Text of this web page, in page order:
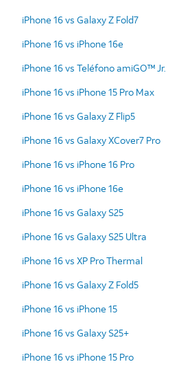
iPhone 16 vs Galaxy Z Fold7
iPhone 16 vs iPhone 16e
iPhone 16 vs Teléfono amiGO™ Jr.
iPhone 16 vs iPhone 15 Pro Max
iPhone 16 vs Galaxy Z Flip5
iPhone 16 vs Galaxy XCover7 Pro
iPhone 16 vs iPhone 16 Pro
iPhone 16 vs iPhone 16e
iPhone 16 vs Galaxy S25
iPhone 16 vs Galaxy S25 Ultra
iPhone 16 vs XP Pro Thermal
iPhone 16 vs Galaxy Z Fold5
iPhone 16 vs iPhone 15
iPhone 16 vs Galaxy S25+
iPhone 16 vs iPhone 15 Pro